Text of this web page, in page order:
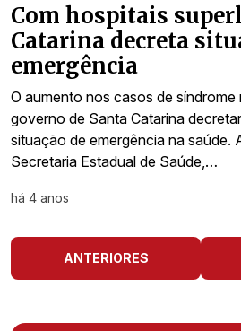
Com hospitais
Catarina decreta
emergência
O aumento nos casos de
governo de Santa Catarina
situação de emergência na saúde.
Secretaria Estadual de Saúde,…
há 4 anos
ANTERIORES